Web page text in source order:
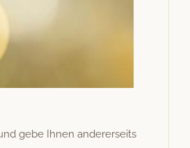
gebe Ihnen ander­er­seits